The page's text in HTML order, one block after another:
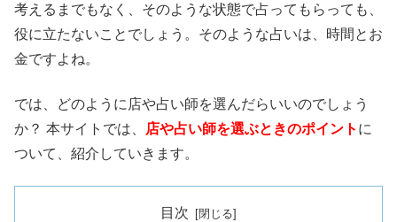
考えるまでもなく、そのような状態で占ってもらっても、
役に立たないことでしょう。そのような占いは、時間とお
金ですよね。
では、どのように店や占い師を選んだらいいのでしょう
か？ 本サイトでは、
店や占い師を選ぶときのポイント に
ついて、紹介していきます。
目次